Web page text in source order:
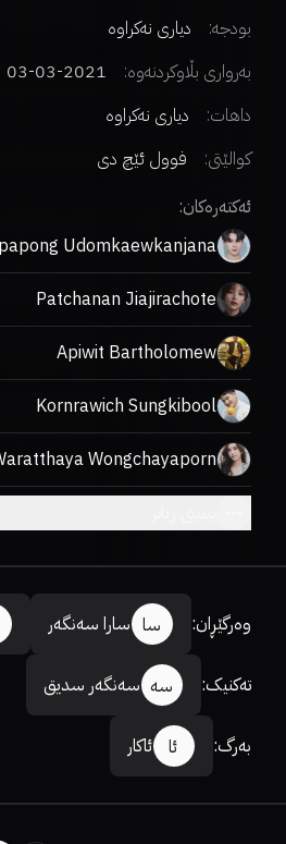
بودجە:
دیاری نەکراوە
بەرواری بڵاوکردنەوە:
2021-03-03
داهات:
دیاری نەکراوە
کوالێتی:
فوول ئێچ دی
ئەکتەرەکان:
Udomkaewkanjana
Patchanan Jiajirachote
Apiwit Bartholomew
Kornrawich Sungkibool
Wongchayaporn
وەرگێڕان: سا سارا سەنگەر
تەکنیک: سە سەنگەر سدیق
بەرگ: ئا ئاکار